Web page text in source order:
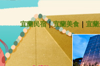
宜蘭民宿｜宜蘭美食 ｜ 宜